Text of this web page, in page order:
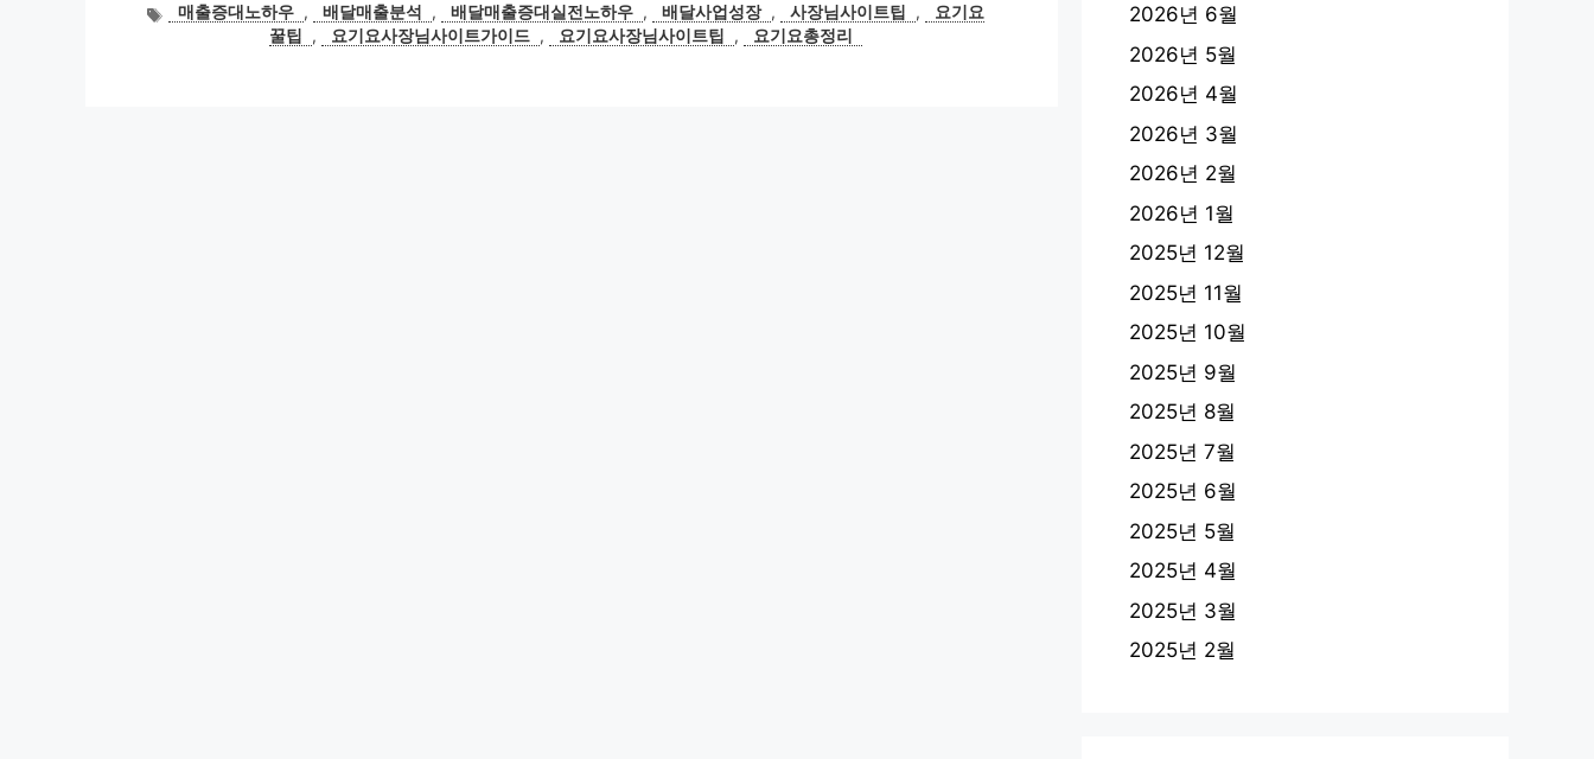
테
고
태매출증대노하우 , 배달매출분석 , 배달매출증대실전노하우 , 배달사업성장 , 사장님사이트팁 ,
요기요
꿀팁
, 요기요사장님사이트가이드 , 요기요사장님사이트팁 , 요기요총정리
2026년 6월
2026년 5월
2026년 4월
2026년 3월
2026년 2월
2026년 1월
2025년 12월
2025년 11월
2025년 10월
2025년 9월
2025년 8월
2025년 7월
2025년 6월
2025년 5월
2025년 4월
2025년 3월
2025년 2월